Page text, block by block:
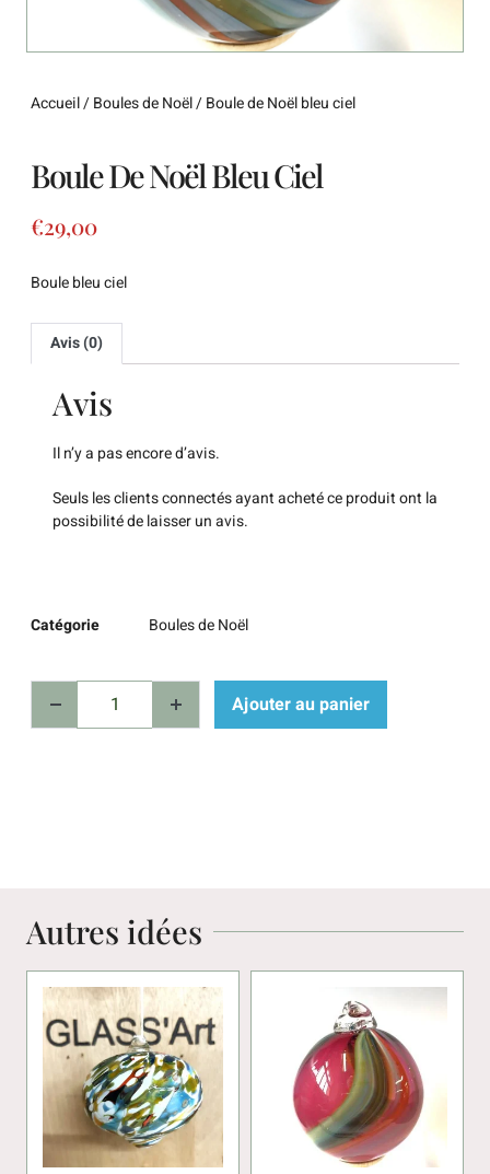
Accueil/Boules de Noël/ Boule de Noël bleu ciel
Boule De Noël Bleu Ciel
€29,00
Boule bleu ciel
Avis (0)
Avis
Il n’y a pas encore d’avis.
Seuls les clients connectés ayant acheté ce produit ont la
possibilité de laisser un avis.
Catégorie Boules de Noël
Ajouter au panier
Autres idées